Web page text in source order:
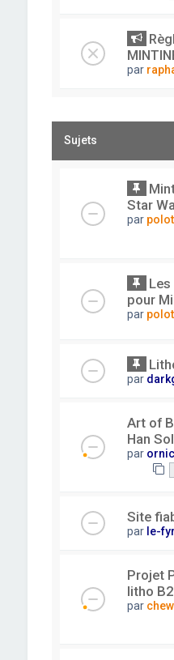
par
Sujets
Star
par
pour
par
par
Art of
Han
par
Site
par le-
Projet
litho
par